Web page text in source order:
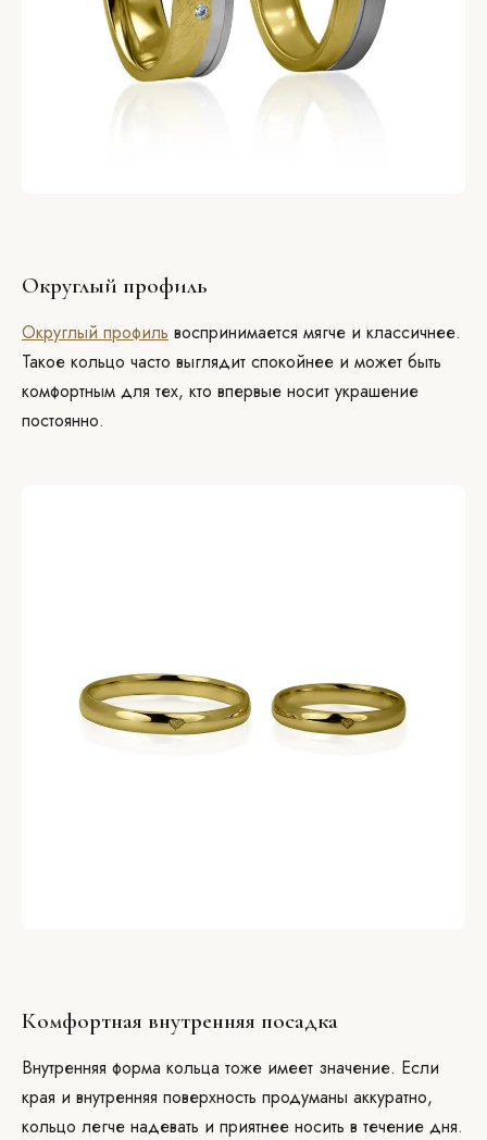
Округлый профиль
Округлый профиль воспринимается мягче и классичнее.
Такое кольцо часто выглядит спокойнее и может быть
комфортным для тех, кто впервые носит украшение
постоянно.
Комфортная внутренняя посадка
Внутренняя форма кольца тоже имеет значение. Если
края и внутренняя поверхность продуманы аккуратно,
кольцо легче надевать и приятнее носить в течение дня.